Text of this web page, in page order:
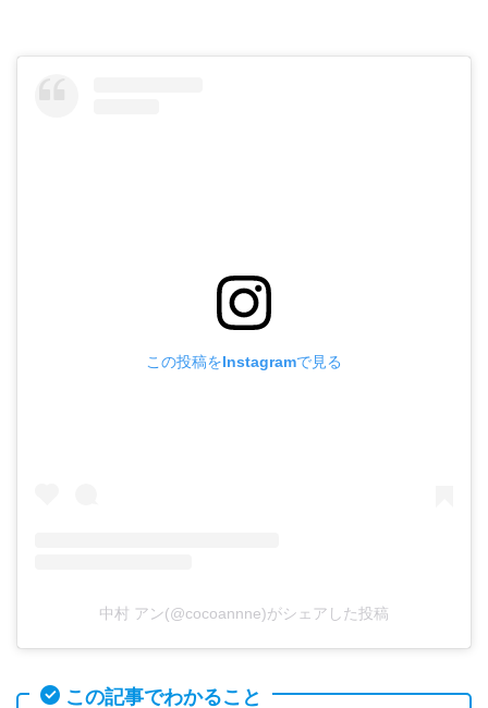
この投稿をInstagramで見る
中村 アン(@cocoannne)がシェアした投稿
この記事でわかること